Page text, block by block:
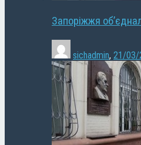
Запоріжжя
sichadmin, 21/03/